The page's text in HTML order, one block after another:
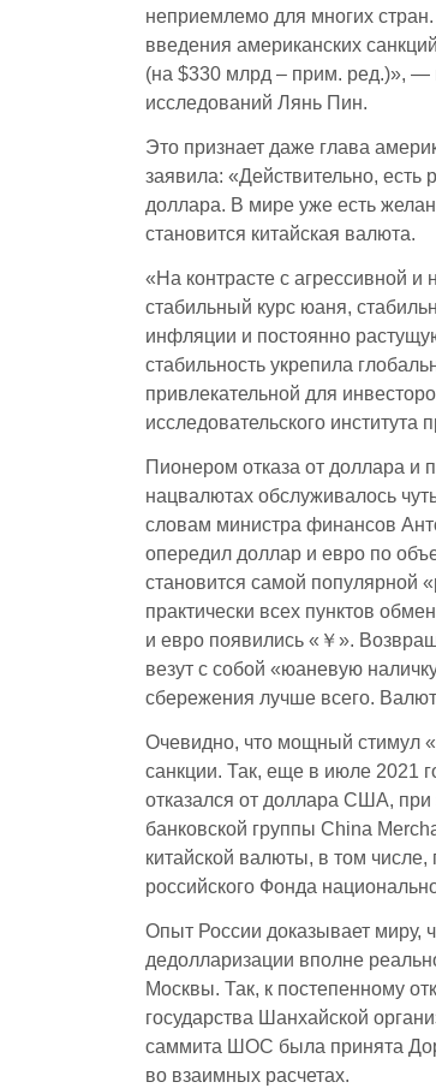
неприемлемо для многих
введения американских
(на $330 млрд – прим. ред.)», —
исследований Лянь Пин.
Это признает даже глава
заявила: «Действительно,
доллара. В мире уже есть
становится китайская валюта.
«На контрасте с агрессивной
стабильный курс юаня,
инфляции и постоянно
стабильность укрепила
привлекательной для
исследовательского института
Пионером отказа от доллара и
нацвалютах обслуживалось
словам министра финансов
опередил доллар и евро по
становится самой популярной
практически всех пунктов
и евро появились «￥».
везут с собой «юаневую
сбережения лучше всего.
Очевидно, что мощный стимул
санкции. Так, еще в июле 2021
отказался от доллара США,
банковской группы China
китайской валюты, в том
российского Фонда
Опыт России доказывает миру,
дедолларизации вполне
Москвы. Так, к постепенному
государства Шанхайской
саммита ШОС была принята
во взаимных расчетах.